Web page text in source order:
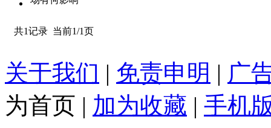
共1记录 当前1/1页
关于我们 | 免责申明 | 广
为首页 | 加为收藏 | 手机